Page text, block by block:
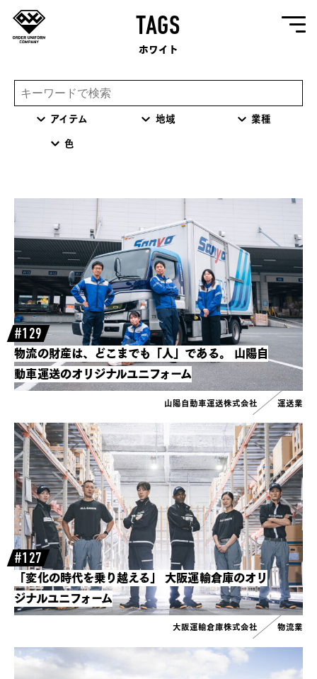
TAGS
ホワイト
アイテム 地域
業種
色
#129
物流の財産は、どこまでも「人」である。 山陽自
動車運送のオリジナルユニフォーム
山陽自動車運送株式会社 運送業
#127
「変化の時代を乗り越える」 大阪運輸倉庫のオリ
ジナルユニフォーム
大阪運輸倉庫株式会社 物流業